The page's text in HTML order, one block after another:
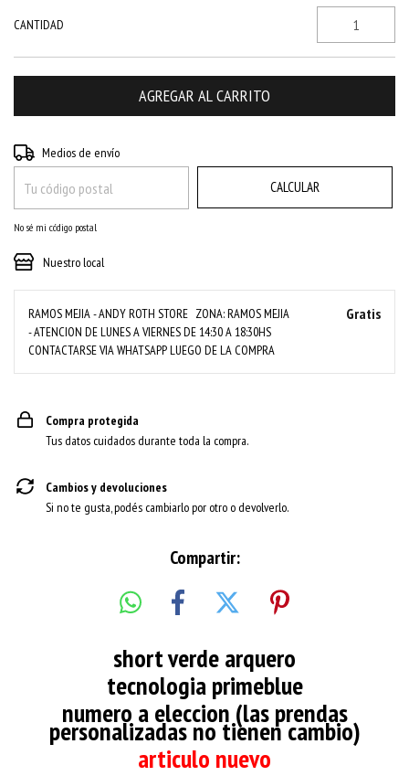
CANTIDAD
Entregas para el CP:
Medios de envío
CALCULAR
No sé mi código postal
Nuestro local
RAMOS MEJIA - ANDY ROTH STORE ZONA: RAMOS MEJIA
- ATENCION DE LUNES A VIERNES DE 14:30 A 18:30HS
CONTACTARSE VIA WHATSAPP LUEGO DE LA COMPRA
Gratis
Compra protegida
Tus datos cuidados durante toda la compra.
Cambios y devoluciones
Si no te gusta, podés cambiarlo por otro o devolverlo.
Compartir:
short verde arquero
tecnologia primeblue
numero a eleccion (las prendas
personalizadas no tienen cambio)
articulo nuevo